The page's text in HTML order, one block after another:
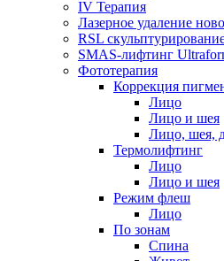
IV Терапия
Лазерное удаление
RSL
SMAS-лифтинг
Фототерапия
Коррекция
Лицо
Лицо и шея
Лицо, шея,
Термолифтинг
Лицо
Лицо и шея
Режим флеш
Лицо
По зонам
Спина